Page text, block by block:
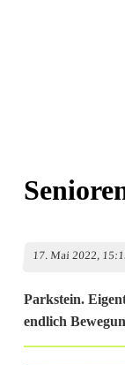
17. Mai 2022,
Parkstein.
endlich